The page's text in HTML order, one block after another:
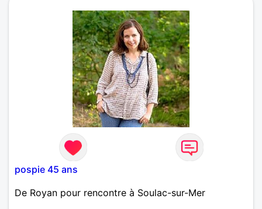
pospie 45 ans
De Royan pour rencontre à Soulac-sur-Mer